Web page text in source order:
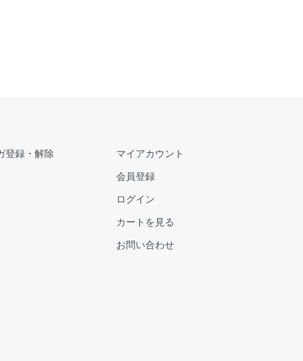
登録・解除
マイアカウント
会員登録
ログイン
カートを見る
お問い合わせ